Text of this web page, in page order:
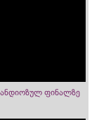
ფინალზე